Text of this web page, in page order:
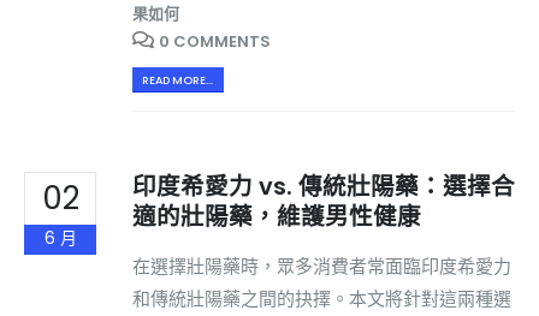
果如何
0 COMMENTS
READ MORE...
02
6 月
印度希愛力 vs. 傳統壯陽藥：選擇合
適的壯陽藥，維護男性健康
在選擇壯陽藥時，眾多消費者常面臨印度希愛力
和傳統壯陽藥之間的抉擇。本文將針對這兩種選